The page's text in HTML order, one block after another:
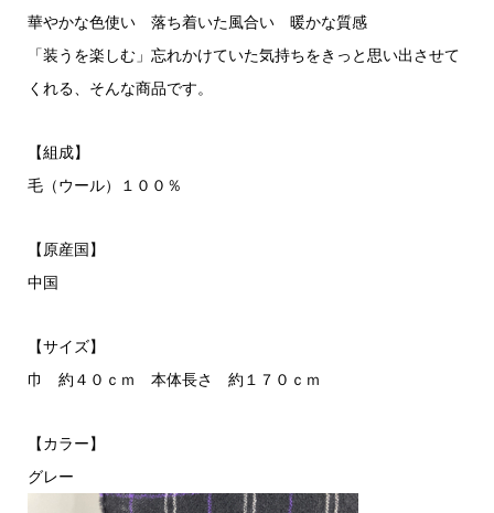
華やかな色使い 落ち着いた風合い 暖かな質感
「装うを楽しむ」忘れかけていた気持ちをきっと思い出させて
くれる、そんな商品です。
【組成】
毛（ウール）１００％
【原産国】
中国
【サイズ】
巾 約４０ｃｍ 本体長さ 約１７０ｃｍ
【カラー】
グレー